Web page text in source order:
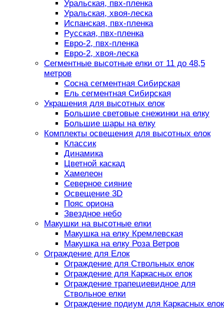
Уральская, пвх-пленка
Уральская, хвоя-леска
Испанская, пвх-пленка
Русская, пвх-пленка
Евро-2, пвх-пленка
Евро-2, хвоя-леска
Сегментные высотные елки от 11 до 48,5
метров
Сосна сегментная Сибирская
Ель сегментная Сибирская
Украшения для высотных елок
Большие световые снежинки на елку
Большие шары на елку
Комплекты освещения для высотных елок
Классик
Динамика
Цветной каскад
Хамелеон
Северное сияние
Освещение 3D
Пояс ориона
Звездное небо
Макушки на высотные елки
Макушка на елку Кремлевская
Макушка на елку Роза Ветров
Ограждение для Елок
Ограждение для Ствольных елок
Ограждение для Каркасных елок
Ограждение трапециевидное для
Ствольное елки
Ограждение подиум для Каркасных елок